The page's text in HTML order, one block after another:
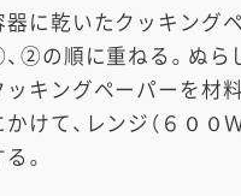
器に乾いたクッキング
②の順に重ねる。ぬら
ッキングペーパーを材
けて、レンジ（６００
。